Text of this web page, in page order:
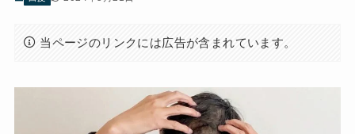
当ページのリンクには広告が含まれています。